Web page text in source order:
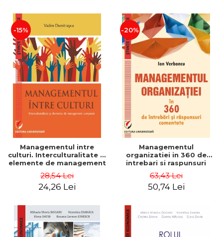
-15%
Managementul intre
culturi. Interculturalitate si
elemente de management
Dumitrascu
28,54 Lei
24,26 Lei
-20%
Managementul
organizatiei in 360 de
intrebari si raspunsuri
63,43 Lei
50,74 Lei